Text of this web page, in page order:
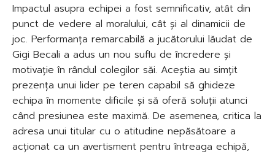
Impactul asupra echipei a fost semnificativ, atât din
punct de vedere al moralului, cât și al dinamicii de
joc. Performanța remarcabilă a jucătorului lăudat de
Gigi Becali a adus un nou suflu de încredere și
motivație în rândul colegilor săi. Aceștia au simțit
prezența unui lider pe teren capabil să ghideze
echipa în momente dificile și să oferă soluții atunci
când presiunea este maximă. De asemenea, critica la
adresa unui titular cu o atitudine nepăsătoare a
acționat ca un avertisment pentru întreaga echipă,